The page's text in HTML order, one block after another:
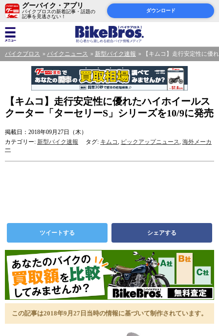
グーバイク・アプリ
バイクブロスの新着記事・話題の
記事を見逃さない！
ダウンロード
バイクブロス バイクニュース 新型バイク速報 【キムコ】走行安定性に優
【キムコ】走行安定性に優れたハイホイールス
クーター「ターセリーS」シリーズを10/9に発売
掲載日：2018年09月27日（木）
カテゴリー: 新型バイク速報 タグ: キムコ, ピックアップニュース, 海外メーカ
ー
ツイートする シェアする
この記事は2018年9月27日当時の情報に基づいて制作されています。